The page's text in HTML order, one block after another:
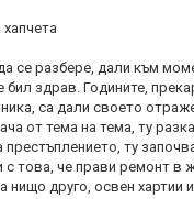
се разбере, дали към
здрав. Годините,
са дали своето
от тема на тема, ту
престъплението, ту
с това, че прави ремонт в
нищо друго, освен хартии